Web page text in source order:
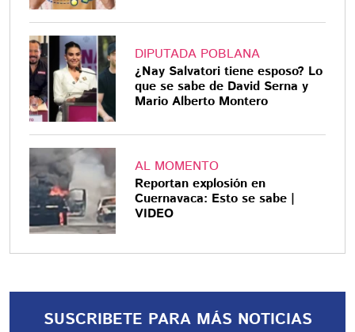
DIPUTADA POBLANA
¿Nay Salvatori tiene esposo? Lo
que se sabe de David Serna y
Mario Alberto Montero
AL MOMENTO
Reportan explosión en
Cuernavaca: Esto se sabe |
VIDEO
SUSCRIBETE PARA MÁS NOTICIAS